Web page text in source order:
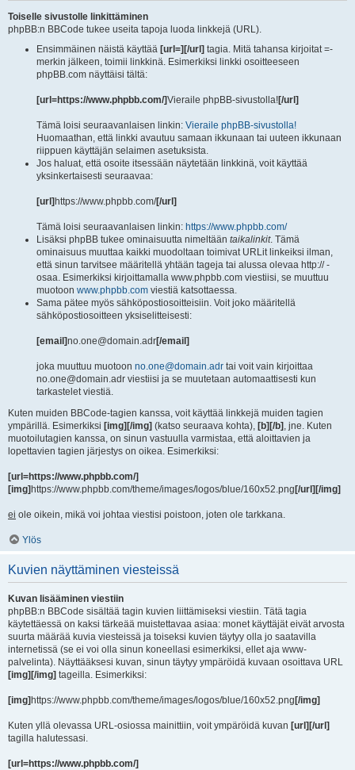
Toiselle sivustolle linkittäminen
phpBB:n BBCode tukee useita tapoja luoda linkkejä (URL).
Ensimmäinen näistä käyttää [url=][/url] tagia. Mitä tahansa kirjoitat =-
merkin jälkeen, toimii linkkinä. Esimerkiksi linkki osoitteeseen
phpBB.com näyttäisi tältä:
[url=https://www.phpbb.com/]Vieraile phpBB-sivustolla![/url]
Tämä loisi seuraavanlaisen linkin: Vieraile phpBB-sivustolla!
Huomaathan, että linkki avautuu samaan ikkunaan tai uuteen ikkunaan
riippuen käyttäjän selaimen asetuksista.
Jos haluat, että osoite itsessään näytetään linkkinä, voit käyttää
yksinkertaisesti seuraavaa:
[url] https://www.phpbb.com/[/url]
Tämä loisi seuraavanlaisen linkin: https://www.phpbb.com/
Lisäksi phpBB tukee ominaisuutta nimeltään taikalinkit. Tämä
ominaisuus muuttaa kaikki muodoltaan toimivat URLit linkeiksi ilman,
että sinun tarvitsee määritellä yhtään tageja tai alussa olevaa http:// -
osaa. Esimerkiksi kirjoittamalla www.phpbb.com viestiisi, se muuttuu
muotoon www.phpbb.com viestiä katsottaessa.
Sama pätee myös sähköpostiosoitteisiin. Voit joko määritellä
sähköpostiosoitteen yksiselitteisesti:
[email]no.one@domain.adr[/email]
joka muuttuu muotoon no.one@domain.adr tai voit vain kirjoittaa
no.one@domain.adr viestiisi ja se muutetaan automaattisesti kun
tarkastelet viestiä.
Kuten muiden BBCode-tagien kanssa, voit käyttää linkkejä muiden tagien
ympärillä. Esimerkiksi [img][/img] (katso seuraava kohta), [b][/b] , jne. Kuten
muotoilutagien kanssa, on sinun vastuulla varmistaa, että aloittavien ja
lopettavien tagien järjestys on oikea. Esimerkiksi:
[url=https://www.phpbb.com/]
[img] https://www.phpbb.com/theme/images/logos/blue/160x52.png [/url][/img]
ei ole oikein, mikä voi johtaa viestisi poistoon, joten ole tarkkana.
Ylös
Kuvien näyttäminen viesteissä
Kuvan lisääminen viestiin
phpBB:n BBCode sisältää tagin kuvien liittämiseksi viestiin. Tätä tagia
käytettäessä on kaksi tärkeää muistettavaa asiaa: monet käyttäjät eivät arvosta
suurta määrää kuvia viesteissä ja toiseksi kuvien täytyy olla jo saatavilla
internetissä (se ei voi olla sinun koneellasi esimerkiksi, ellet aja www-
palvelinta). Näyttääksesi kuvan, sinun täytyy ympäröidä kuvaan osoittava URL
[img][/img] tageilla. Esimerkiksi:
[img] https://www.phpbb.com/theme/images/logos/blue/160x52.png [/img]
Kuten yllä olevassa URL-osiossa mainittiin, voit ympäröidä kuvan [url][/url]
tagilla halutessasi.
[url=https://www.phpbb.com/]